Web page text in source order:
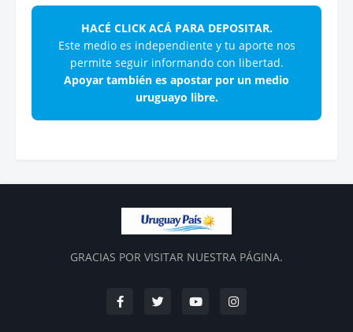
HACÉ CLICK ACÁ PARA DEPOSITAR.
Este medio es independiente y tu aporte nos
permite seguir informando con libertad.
Apoyar también es apostar por un medio
uruguayo libre.
GRACIAS POR VISITAR NUESTRA PÁGINA.